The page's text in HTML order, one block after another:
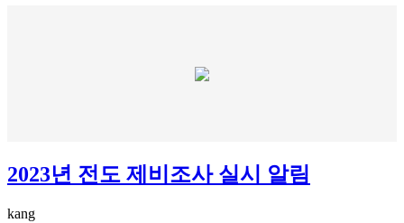
2023년 전도 제비조사 실시 알림
kang